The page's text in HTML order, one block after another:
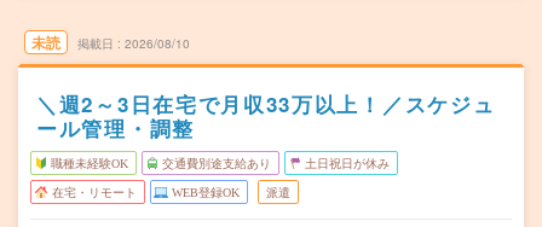
未読 掲載日 2026/08/10
＼週2～3日在宅で月収33万以上！／スケジュ
ール管理・調整
職種未経験OK 交通費別途支給あり 土日祝日が休み
在宅・リモート WEB登録OK 派遣